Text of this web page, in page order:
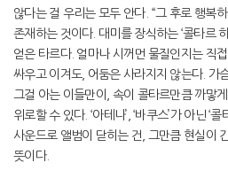
않다는 걸 우리는 모두 안다. “그 후로 행복
존재하는 것이다. 대미를 장식하는 ‘콜타르
얻은 타르다. 얼마나 시꺼먼 물질인지는 직
싸우고 이겨도, 어둠은 사라지지 않는다. 가
그걸 아는 이들만이, 속이 콜타르만큼 까맣
위로할 수 있다. ‘아테나’, ‘바쿠스’가 아닌 ‘
사운드로 앨범이 닫히는 건, 그만큼 현실이
뜻이다.